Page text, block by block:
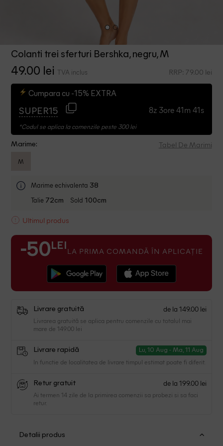
Colanti trei sferturi Bershka, negru, M
49.00 lei TVA inclus RRP: 79.00 lei
Cumpara cu -15% EXTRA
SUPER15 8z 3ore 41m 41s
*Codul se aplica la comenzile peste 300 lei
Marime: Tabel De Marimi
M
Marime echivalenta 38
Talie 72cm Sold 100cm
Ultimul produs
-50 LEI LA PRIMA COMANDĂ ÎN APLICAȚIE
Livrare gratuită de la 149.00 lei
Livrarea gratuită se aplica pentru comenzile cu totalul mai
mare de 149.00 lei
Livrare rapidă Lu, 10 Aug - Ma, 11 Aug
In functie de localitatea de livrare timpul estimat poate fi diferit.
Retur gratuit de la 199.00 lei
Ai termen 14 zile de la primirea comenzii sa probezi si sa faci
retur.
Detalii produs